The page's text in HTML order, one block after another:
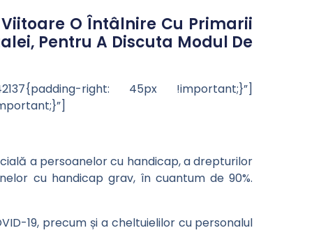
O Întâlnire Cu Primarii
Pentru A Discuta Modul De
right: 45px !important;}”]
a persoanelor cu handicap, a drepturilor
cu handicap grav, în cuantum de 90%.
19, precum și a cheltuielilor cu personalul